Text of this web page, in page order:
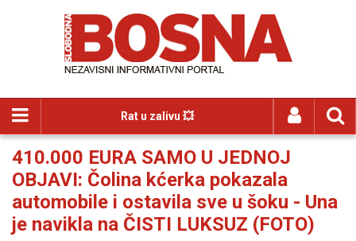
Rat u zalivu 💥
410.000 EURA SAMO U JEDNOJ
OBJAVI: Čolina kćerka pokazala
automobile i ostavila sve u šoku - Una
je navikla na ČISTI LUKSUZ (FOTO)